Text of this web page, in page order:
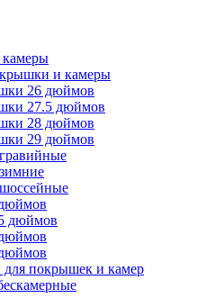
и камеры
26 дюймов
27.5 дюймов
28 дюймов
29 дюймов
дюймов
для покрышек и камер